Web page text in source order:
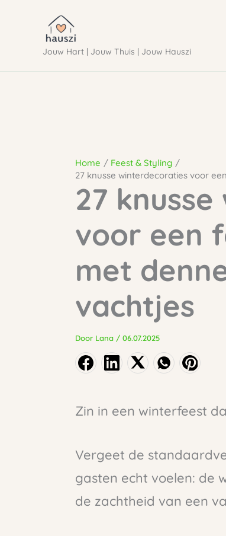
Jouw Hart | Jouw Thuis | Jouw Hauszi
Home
Feest & Styling
27 knusse winterdecoraties voor
27
voor een
met
vachtjes
Door Lana / 06.07.2025
Zin in een winterfeest
Vergeet de
gasten echt voelen: de
de zachtheid van een